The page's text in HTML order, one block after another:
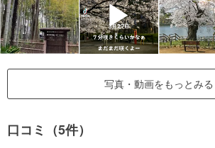
▶
写真・動画をもっとみる
口コミ（5件）